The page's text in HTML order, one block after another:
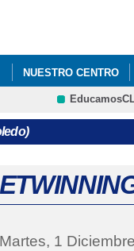
NUESTRO CENTRO
Martes, 1